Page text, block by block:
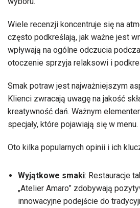
Wiele recenzji koncentruje się na
często podkreślają, jak ważne jest
wpływają na ogólne odczucia
otoczenie sprzyja relaksowi i
Smak potraw jest najważniejszym
Klienci zwracają uwagę na jakość
kreatywność dań. Ważnym
specjały, które pojawiają się w menu.
Oto kilka popularnych opinii i ich
Wyjątkowe smaki: Restauracje
„Atelier Amaro” zdobywają
innowacyjne podejście do